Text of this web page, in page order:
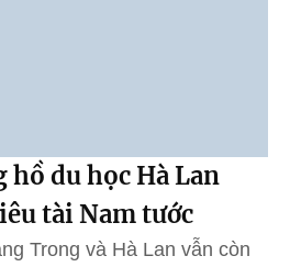
du học Hà Lan
tài Nam tước
Trong và Hà Lan vẫn còn